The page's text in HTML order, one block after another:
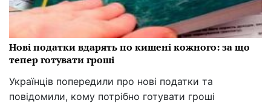
Нові податки вдарять по кишені кожного: за що
тепер готувати гроші
Українців попередили про нові податки та
повідомили, кому потрібно готувати гроші